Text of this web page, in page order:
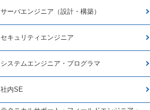
サーバエンジニア（設計・構築）
セキュリティエンジニア
システムエンジニア・プログラマ
社内SE